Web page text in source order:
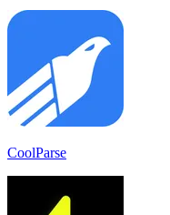
CoolParse